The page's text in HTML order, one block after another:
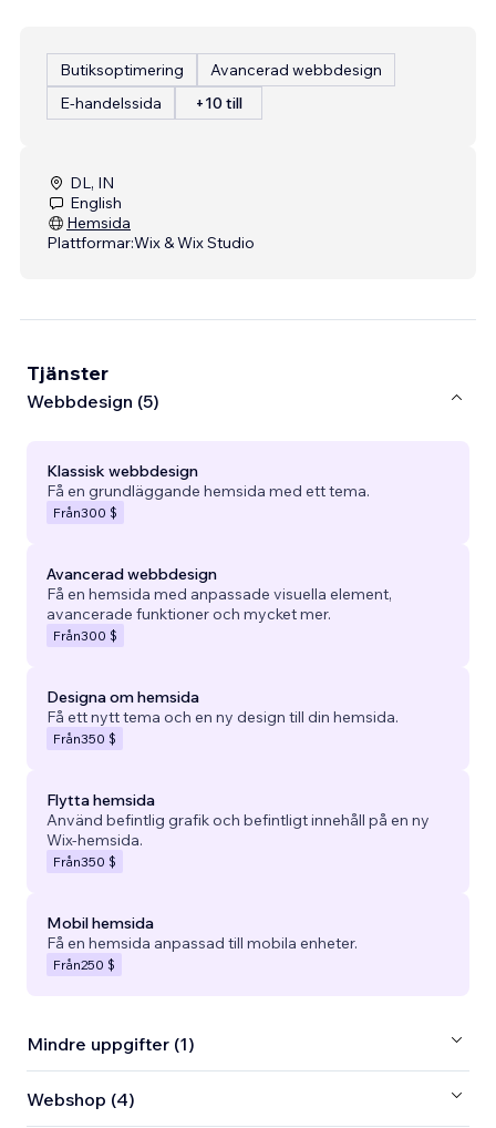
Butiksoptimering
Avancerad webbdesign
E-handelssida
+10 till
DL, IN
English
Hemsida
Plattformar:Wix & Wix Studio
Tjänster
Webbdesign (5)
Klassisk webbdesign
Få en grundläggande hemsida med ett tema.
Från300 $
Avancerad webbdesign
Få en hemsida med anpassade visuella element,
avancerade funktioner och mycket mer.
Från300 $
Designa om hemsida
Få ett nytt tema och en ny design till din hemsida.
Från350 $
Flytta hemsida
Använd befintlig grafik och befintligt innehåll på en ny
Wix-hemsida.
Från350 $
Mobil hemsida
Få en hemsida anpassad till mobila enheter.
Från250 $
Mindre uppgifter (1)
Webshop (4)